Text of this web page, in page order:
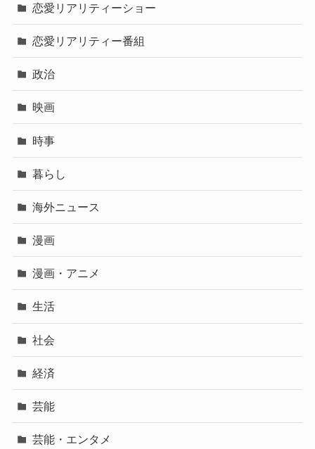
恋愛リアリティーショー
恋愛リアリティー番組
政治
映画
時事
暮らし
海外ニュース
漫画
漫画・アニメ
生活
社会
経済
芸能
芸能・エンタメ